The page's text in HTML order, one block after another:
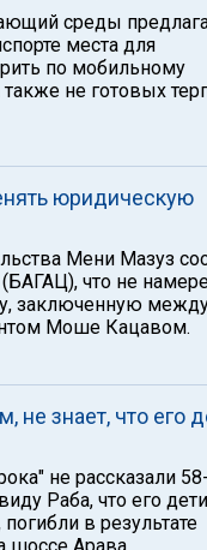
среды
места для
по мобильному
не готовых
юридическую
Мени Мазуз
что не
заключенную
Моше Кацавом.
не знает, что его
не рассказали 58-
Раба, что его
в результате